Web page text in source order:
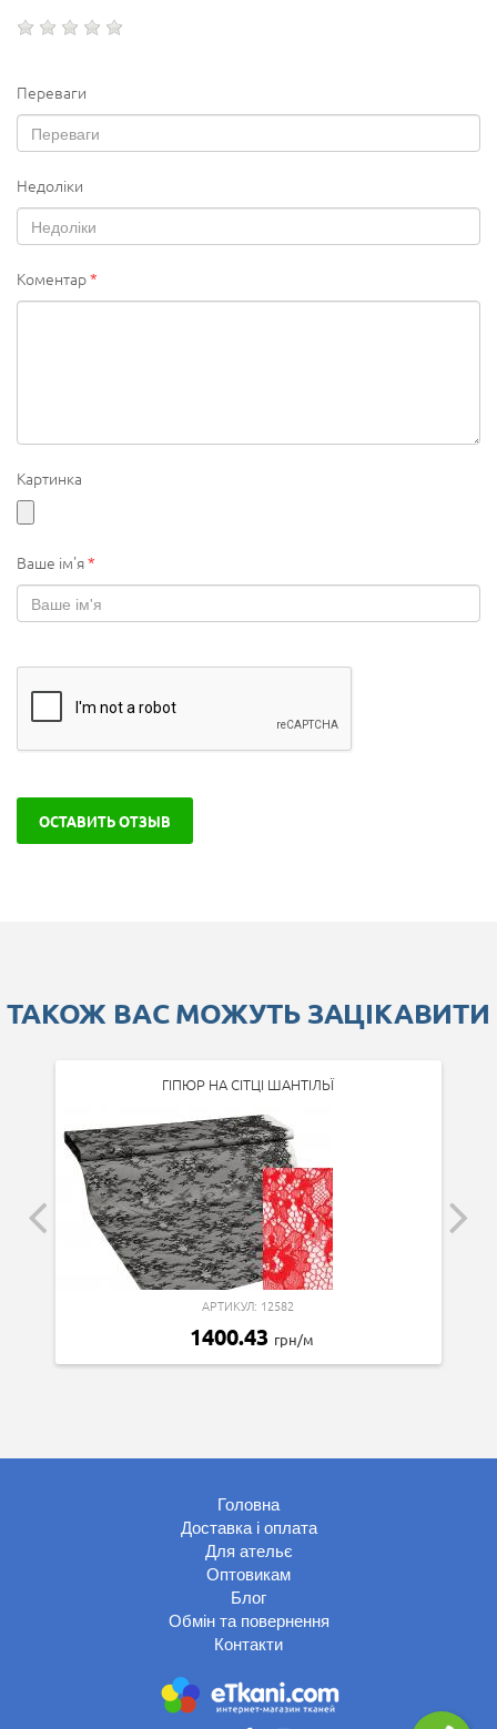
Переваги
Недоліки
Коментар*
Картинка
Ваше ім'я*
ОСТАВИТЬ ОТЗЫВ
ТАКОЖ ВАС МОЖУТЬ ЗАЦІКАВИТИ
ГІПЮР НА СІТЦІ ШАНТІЛЬЇ
АРТИКУЛ: 12582
1400.43 грн/м
Головна
Доставка і оплата
Для ательє
Оптовикам
Блог
Обмін та повернення
Контакти